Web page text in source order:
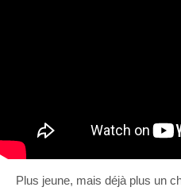
Plus jeune, mais déjà plus un